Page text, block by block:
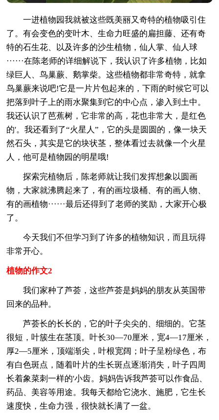
一进植物园我就被这些既美丽又奇特的植物吸引住
了。有会变色的变叶木、生命力旺盛的扁担藤、还有奇
特的石生花、以及许多的沙生植物，仙人掌、仙人球
······在陈老师的详细解说下，我认识了许多植物，比如
绿巨人、鸟巢蕨、鹅掌柴。这些植物都非常奇特，就拿
鸟巢蕨来说吧!它是一片片包起来的，下雨的时候它可以
把落到叶子上的雨水聚集到它的中心点，渗入到土中。
我还认识了芭蕉树，它非常的高，花也非常大，是红色
的'。我还看到了“火星人”，它的头是圆圆的，像一块天
然石头，其实是它的块状茎，整体看过去就像一个火星
人，他可是植物园的明星哦!
探索完植物后，陈老师就让我们发挥想象以圆画
物，大家就沸腾起来了，有的画垃圾桶、有的画人物、
有的画植物······最后还得到了老师的奖励，大家开心极
了。
今天我们不但学习到了许多的植物知识，而且玩得
非常开心。
植物的作文2
我们家种了芦荟，这些芦荟是妈妈的朋友从英国带
回来的品种。
芦荟长的长长的，它的叶子尖尖的、细细的。它茎
很短，叶簇生在茎顶。叶长30—70厘米，宽4—17厘米，
厚2—5厘米，顶端渐尖，叶根宽阔；叶子呈粉绿色，布
有白色斑点，随着叶片的生长斑点逐渐消失，叶子四周
长着象菜刺一样的'小齿。妈妈告诉我芦荟可以作食品、
药品、美容等用途。我每天都给它浇水、施肥，它生长
速度快，生命力强，很快就长满了一盆。